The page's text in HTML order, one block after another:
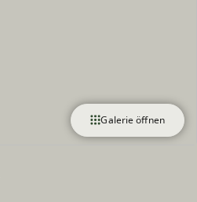
Galerie öffnen